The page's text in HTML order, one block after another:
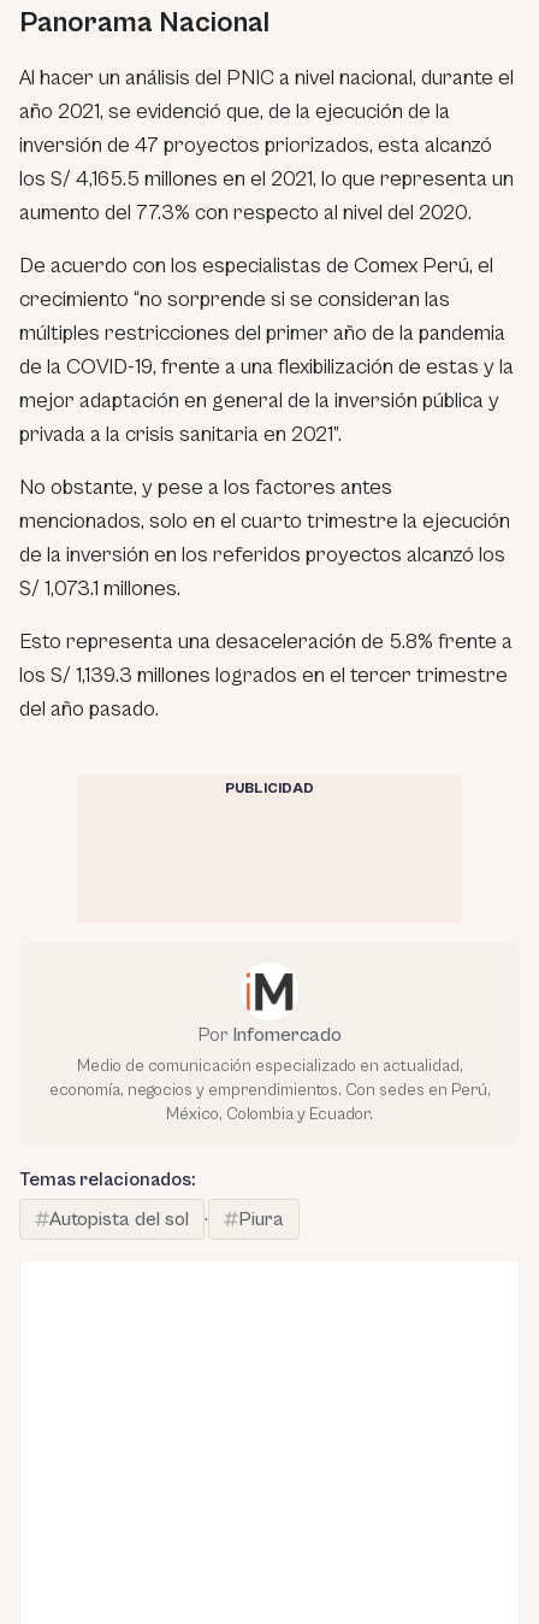
Panorama Nacional
Al hacer un análisis del PNIC a nivel nacional, durante el
año 2021, se evidenció que, de la ejecución de la
inversión de 47 proyectos priorizados, esta alcanzó
los S/ 4,165.5 millones en el 2021, lo que representa un
aumento del 77.3% con respecto al nivel del 2020.
De acuerdo con los especialistas de Comex Perú, el
crecimiento “no sorprende si se consideran las
múltiples restricciones del primer año de la pandemia
de la COVID-19, frente a una flexibilización de estas y la
mejor adaptación en general de la inversión pública y
privada a la crisis sanitaria en 2021”.
No obstante, y pese a los factores antes
mencionados, solo en el cuarto trimestre la ejecución
de la inversión en los referidos proyectos alcanzó los
S/ 1,073.1 millones.
Esto representa una desaceleración de 5.8% frente a
los S/ 1,139.3 millones logrados en el tercer trimestre
del año pasado.
PUBLICIDAD
Por Infomercado
Medio de comunicación especializado en actualidad,
economía, negocios y emprendimientos. Con sedes en Perú,
México, Colombia y Ecuador.
Temas relacionados:
Autopista del sol
· Piura